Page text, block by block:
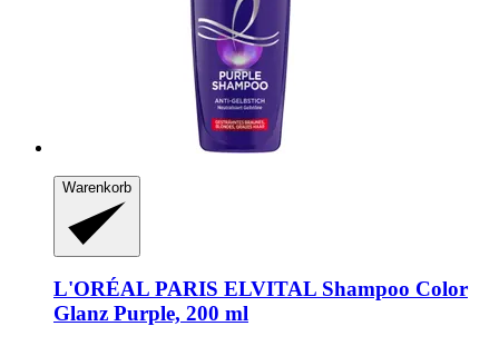
Warenkorb
L'ORÉAL PARIS ELVITAL Shampoo Color
Glanz Purple, 200 ml